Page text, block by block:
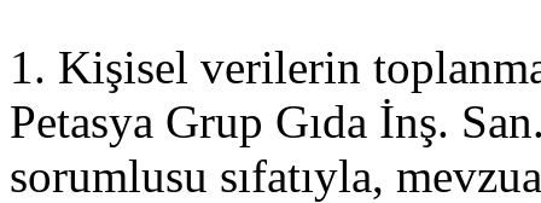
1. Kişisel verilerin
Petasya Grup Gıda İnş.
sorumlusu sıfatıyla,